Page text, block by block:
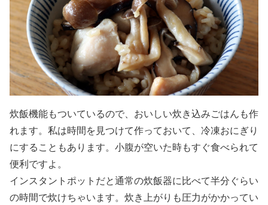
炊飯機能もついているので、おいしい炊き込みごはんも作
れます。私は時間を見つけて作っておいて、冷凍おにぎり
にすることもあります。小腹が空いた時もすぐ食べられて
便利ですよ。
インスタントポットだと通常の炊飯器に比べて半分ぐらい
の時間で炊けちゃいます。炊き上がりも圧力がかかってい